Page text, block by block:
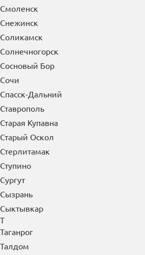
Смоленск
Снежинск
Соликамск
Солнечногорск
Сосновый Бор
Сочи
Спасск-Дальний
Ставрополь
Старая Купавна
Старый Оскол
Стерлитамак
Ступино
Сургут
Сызрань
Сыктывкар
Т
Таганрог
Талдом